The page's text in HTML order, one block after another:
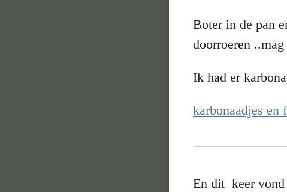
Boter in de pan
doorroeren
Ik had er
karbonaadjes en
En dit keer